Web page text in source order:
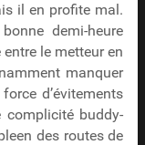
il en profite mal.
demi-heure
le metteur en
manquer
d’évitements
buddy-
des routes de